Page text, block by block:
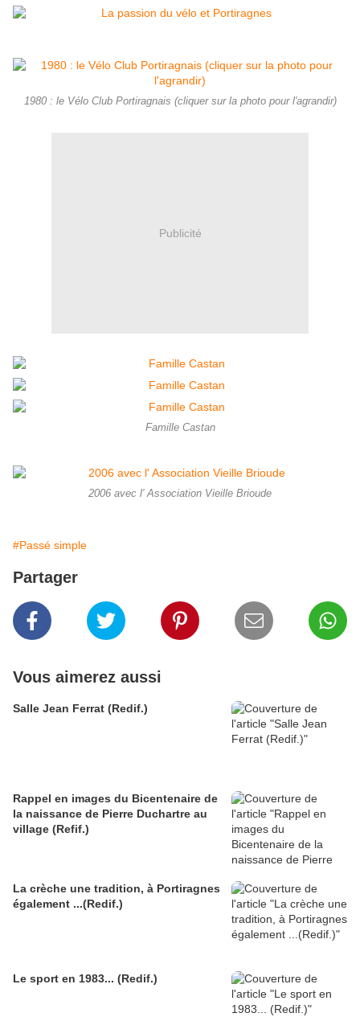
1980 : le Vélo Club Portiragnais (cliquer sur la photo pour l'agrandir)
Publicité
Famille Castan
2006 avec l' Association Vieille Brioude
#Passé simple
Partager
Vous aimerez aussi
Salle Jean Ferrat (Redif.)
Rappel en images du Bicentenaire de
la naissance de Pierre Duchartre au
village (Refif.)
La crèche une tradition, à Portiragnes
également ...(Redif.)
Le sport en 1983... (Redif.)